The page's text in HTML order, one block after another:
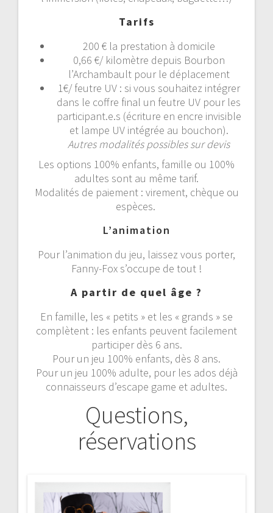
Tarifs
200 € la prestation à domicile
0,66 €/ kilomètre depuis Bourbon
l’Archambault pour le déplacement
1€/ feutre UV : si vous souhaitez intégrer
dans le coffre final un feutre UV pour les
participant.e.s (écriture en encre invisible
et lampe UV intégrée au bouchon).
Autres modalités possibles sur devis
Les options 100% enfants, famille ou 100%
adultes sont au même tarif.
Modalités de paiement : virement, chèque ou
espèces.
L’animation
Pour l’animation du jeu, laissez vous porter,
Fanny-Fox s’occupe de tout !
A partir de quel âge ?
En famille, les « petits » et les « grands » se
complètent : les enfants peuvent facilement
participer dès 6 ans.
Pour un jeu 100% enfants, dès 8 ans.
Pour un jeu 100% adulte, pour les ados déjà
connaisseurs d’escape game et adultes.
Questions,
réservations